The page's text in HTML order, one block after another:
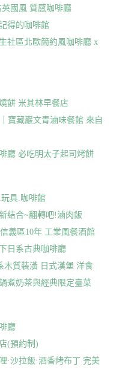
英國風 質感咖啡廳
得的咖啡館
社區北歐簡約風咖啡廳 x
餅 米其林早餐店
寶藏巖文青滷味餐館 來自
廳 必吃明太子起司烤餅
具.咖啡館
結合~翻轉吧!滷肉飯
義區10年 工業風餐酒館
日系古典咖啡廳
木質裝潢 日式漢堡 洋食
煮奶茶與經典限定臺菜
廳
(預約制)
·沙拉飯·酒香烤布丁 完美